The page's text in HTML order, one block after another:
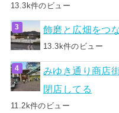
13.3k件のビュー
飾磨と広畑をつ
13.3k件のビュー
みゆき通り商店
閉店してる
11.2k件のビュー